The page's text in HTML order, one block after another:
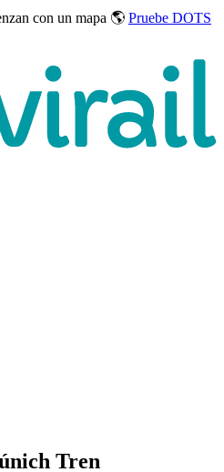
con un mapa 🌎 Pruebe DOTS
Tren